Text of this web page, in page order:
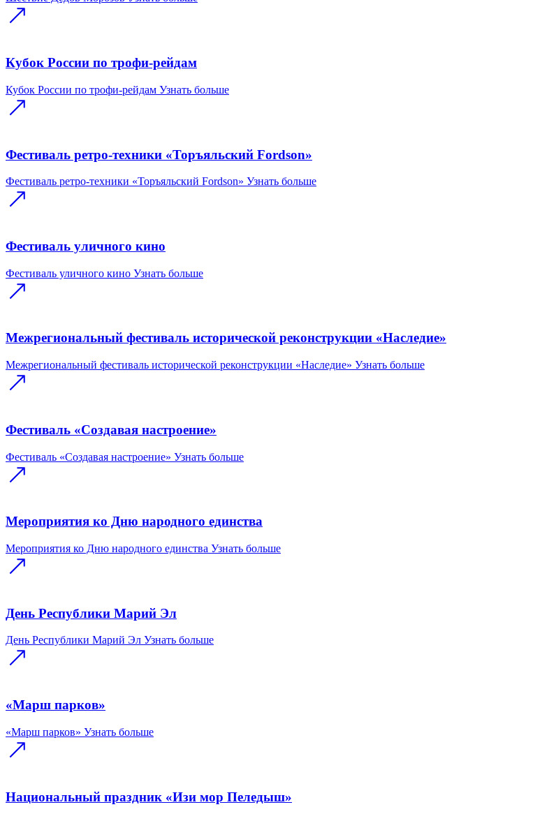
Кубок России по трофи-рейдам
Кубок России по трофи-рейдам Узнать больше
Фестиваль ретро-техники «Торъяльский Fordson»
Фестиваль ретро-техники «Торъяльский Fordson» Узнать больше
Фестиваль уличного кино
Фестиваль уличного кино Узнать больше
Межрегиональный фестиваль исторической реконструкции «Наследие»
Межрегиональный фестиваль исторической реконструкции «Наследие» Узнать больше
Фестиваль «Создавая настроение»
Фестиваль «Создавая настроение» Узнать больше
Мероприятия ко Дню народного единства
Мероприятия ко Дню народного единства Узнать больше
День Республики Марий Эл
День Республики Марий Эл Узнать больше
«Марш парков»
«Марш парков» Узнать больше
Национальный праздник «Изи мор Пеледыш»